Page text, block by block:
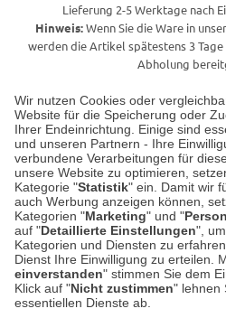
Wir nutzen Cookies oder
Website für die Speicherung oder
Ihrer Endeinrichtung. Einige sind
und unseren Partnern - Ihre
verbundene Verarbeitungen für
unsere Website zu optimieren,
Kategorie "Statistik" ein. Damit wir
auch Werbung anzeigen können,
Kategorien "Marketing" und "
auf "Detaillierte Einstellungen",
Kategorien und Diensten zu
Dienst Ihre Einwilligung zu erteilen.
einverstanden" stimmen Sie dem
Klick auf "Nicht zustimmen" lehnen
essentiellen Dienste ab.
Lieferung 2-5 Werktage nach
Hinweis:Wenn Sie die Ware in
werden die Artikel spätestens 3
Abholung
Unser Geschäft in
Auf dem
53340
Montag bis Samstag
weitere
Hier finden Sie